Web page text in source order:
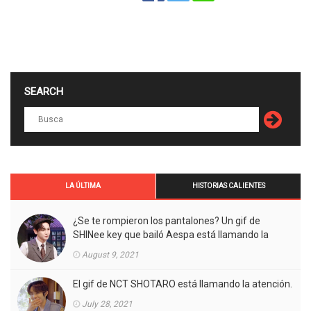
SEARCH
LA ÚLTIMA HISTORIAS CALIENTES
¿Se te rompieron los pantalones? Un gif de
SHINee key que bailó Aespa está llamando la
August 9, 2021
El gif de NCT SHOTARO está llamando la atención.
July 28, 2021